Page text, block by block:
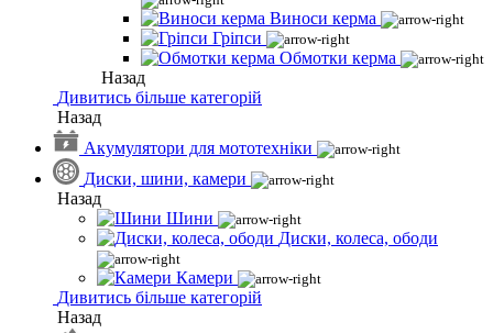
Виноси керма
Гріпси
Обмотки керма
Назад
Дивитись більше категорій
Назад
Акумулятори для мототехніки
Диски, шини, камери
Назад
Шини
Диски, колеса, ободи
Камери
Дивитись більше категорій
Назад